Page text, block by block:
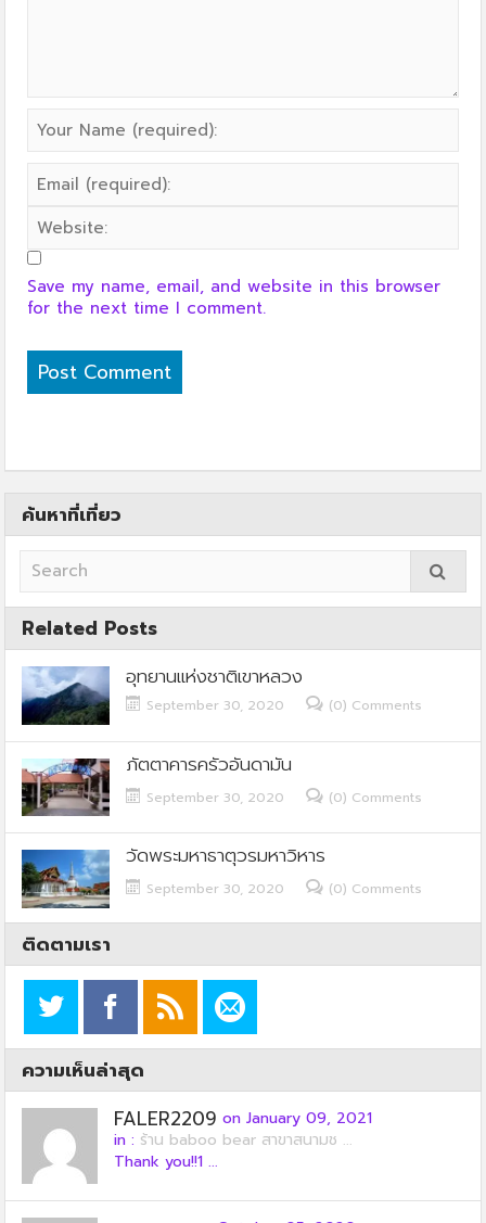
Save my name, email, and website in this browser
for the next time I comment.
ค้นหาที่เที่ยว
Related Posts
อุทยานแห่งชาติเขาหลวง
September 30, 2020 (0) Comments
ภัตตาคารครัวอันดามัน
September 30, 2020 (0) Comments
วัดพระมหาธาตุวรมหาวิหาร
September 30, 2020 (0) Comments
ติดตามเรา
ความเห็นล่าสุด
FALER2209 on January 09, 2021
in : ร้าน baboo bear สาขาสนามช ...
Thank you!!1 ...